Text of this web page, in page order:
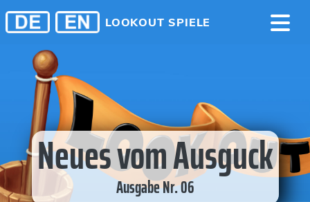
LOOKOUT SPIELE
Neues vom Ausguck
Ausgabe Nr. 06